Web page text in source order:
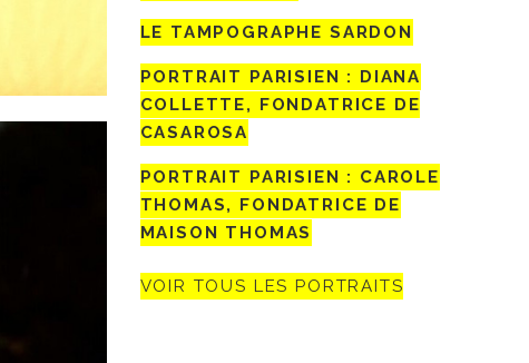
LE TAMPOGRAPHE SARDON
PORTRAIT PARISIEN : DIANA
COLLETTE, FONDATRICE DE
CASAROSA
PORTRAIT PARISIEN : CAROLE
THOMAS, FONDATRICE DE
MAISON THOMAS
VOIR TOUS LES PORTRAITS